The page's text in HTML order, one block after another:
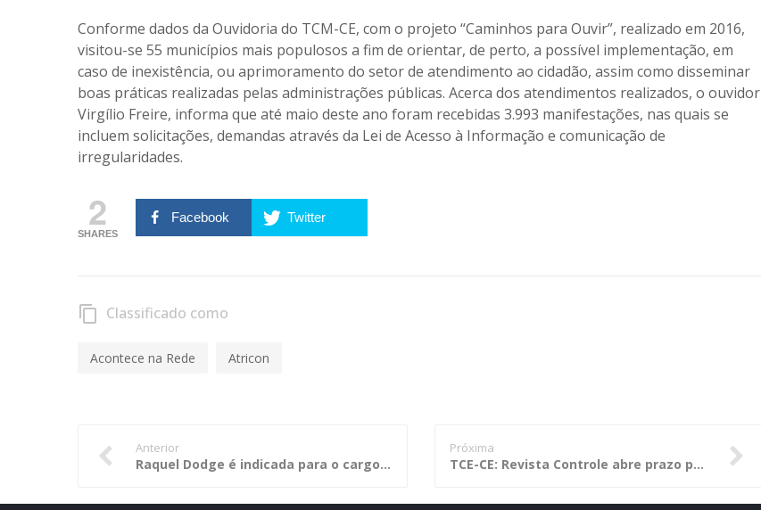
Conforme dados da Ouvidoria do TCM-CE, com o projeto “Caminhos para Ouvir”, realizado em 2016,
visitou-se 55 municípios mais populosos a fim de orientar, de perto, a possível implementação, em
caso de inexistência, ou aprimoramento do setor de atendimento ao cidadão, assim como disseminar
boas práticas realizadas pelas administrações públicas. Acerca dos atendimentos realizados, o ouvidor
Virgílio Freire, informa que até maio deste ano foram recebidas 3.993 manifestações, nas quais se
incluem solicitações, demandas através da Lei de Acesso à Informação e comunicação de
irregularidades.
2
SHARES
Facebook Twitter
content_copy Classificado como
Acontece na Rede Atricon
Anterior
Raquel Dodge é indicada para o cargo de procuradora-geral da República
Próxima
TCE-CE: Revista Controle abre prazo para recebimento de artigos inéditos em nova plataforma